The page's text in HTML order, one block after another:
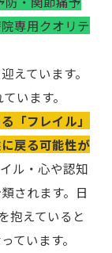
専用クオリテ
えています。
います。
「フレイル」
戻る可能性が
ル・心や認知
されます。日
抱えていると
ています。